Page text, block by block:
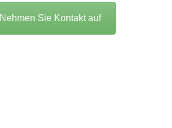
Nehmen Sie Kontakt auf